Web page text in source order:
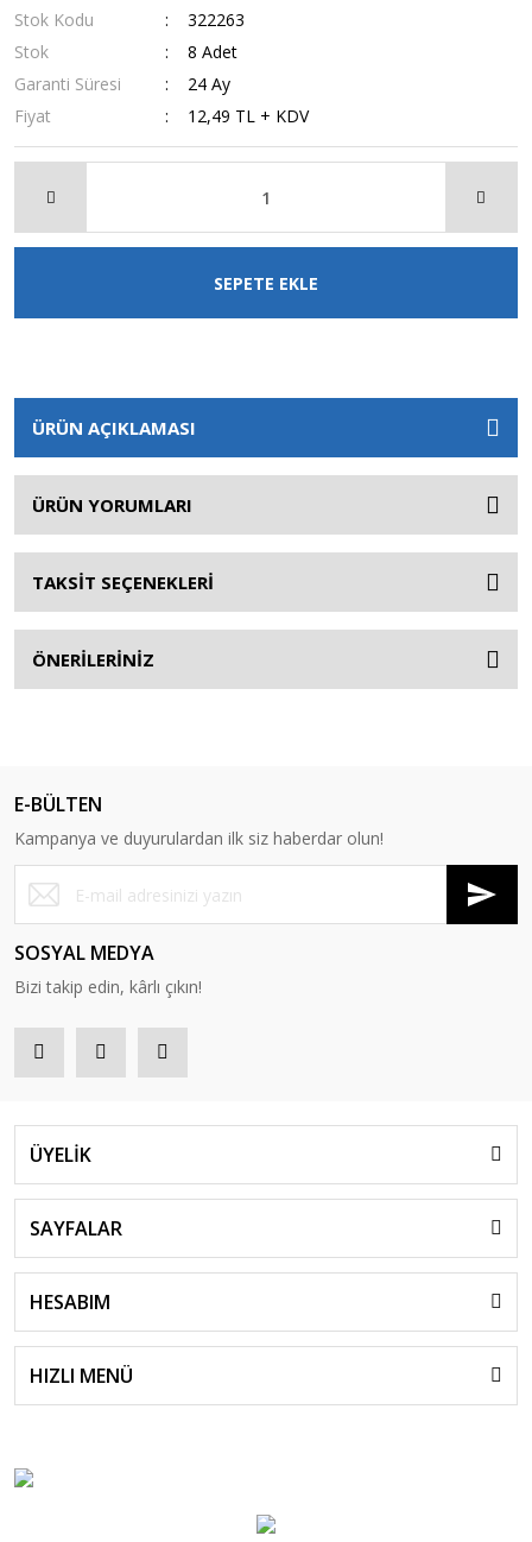
Stok Kodu
322263
Stok
8 Adet
Garanti Süresi
24 Ay
Fiyat
12,49 TL + KDV
SEPETE EKLE
ÜRÜN AÇIKLAMASI
ÜRÜN YORUMLARI
TAKSİT SEÇENEKLERİ
ÖNERİLERİNİZ
E-BÜLTEN
Kampanya ve duyurulardan ilk siz haberdar olun!
SOSYAL MEDYA
Bizi takip edin, kârlı çıkın!
ÜYELİK
SAYFALAR
HESABIM
HIZLI MENÜ